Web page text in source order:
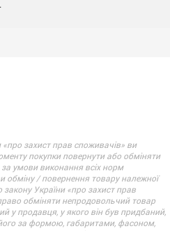
«про захист прав споживачів» ви
покупки повернути або обміняти
умови виконання всіх норм
обміну / повернення товару належної
закону України «про захист прав
обміняти непродовольчий товар
у продавця, у якого він був придбаний,
за формою, габаритами, фасоном,